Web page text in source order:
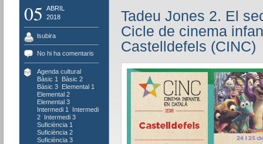
05
ABRIL
2018
lsubira
No hi ha comentaris
Agenda cultural,
Bàsic 1
Bàsic 2,
Bàsic 3, Elemental 1
Elemental 2,
Elemental 3,
Intermedi 1
Intermedi
2, Intermedi 3,
Suficiència 1
Suficiència 2,
Suficiència 3
Tadeu Jones 2. El
Cicle de cinema
Castelldefels (CINC)